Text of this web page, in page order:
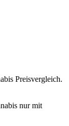
Preisvergleich.
nur mit